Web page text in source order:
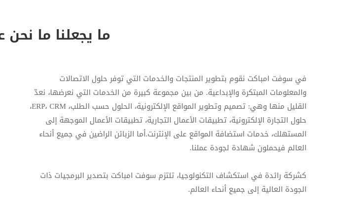
ما يجعلنا ما نحن
في سوفت امباكت نقوم بتطوير المنتجات والخدمات التي توفر حلول الاتصالات
والمعلومات المبتكرة والإبداعية. من بين مجموعة كبيرة من الخدمات التي نعرضها، نعدّ
القليل منها وهي: تصميم وتطوير المواقع الإلكترونية، الحلول حسب الطلب، ERP، CRM،
حلول التجارة الإلكترونية، تطبيقات الأعمال التجارية، تطبيقات الأعمال الموجهة إلى
المستهلك، خدمات استضافة المواقع على الإنترنت.أما الزبائن الراضين في جميع أنحاء
العالم فيحملون شهادة لجودة عملنا.
كشركة رائدة في استكشاف التكنولوجيا، تلتزم سوفت امباكت بتصدير البرمجيات ذات
الجودة العالية إلى جميع أنحاء العالم.